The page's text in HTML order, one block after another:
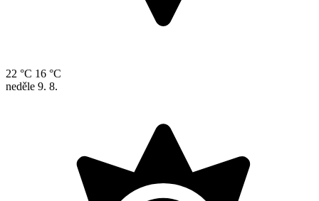
22 °C 16 °C
neděle 9. 8.